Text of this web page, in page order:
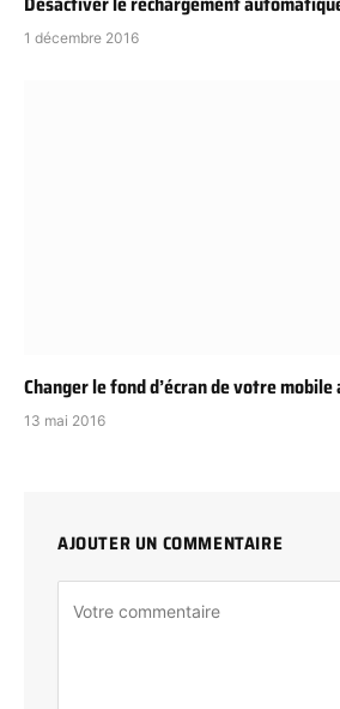
1 décembre 2016
Changer le fond d’écran de votre
13 mai 2016
AJOUTER UN COMMENTAIRE